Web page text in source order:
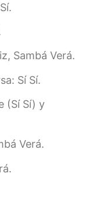
Sambá Verá.
Sí Sí.
(Sí Sí) y
Verá.